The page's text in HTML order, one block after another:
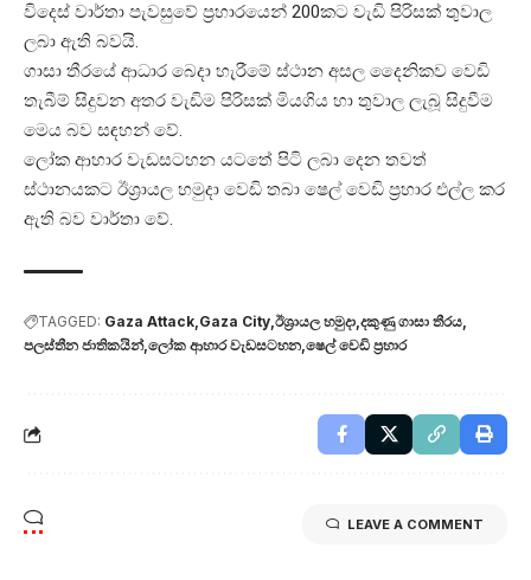
විදෙස් වාර්තා පැවසුවේ ප්‍රහාරයෙන් 200කට වැඩි පිරිසක් තුවාල
ලබා ඇති බවයි.
ගාසා තීරයේ ආධාර බෙදා හැරීමේ ස්ථාන අසල දෛනිකව වෙඩි
තැබීම් සිදුවන අතර වැඩිම පිරිසක් මියගිය හා තුවාල ලැබූ සිදුවීම
මෙය බව සඳහන් වේ.
ලෝක ආහාර වැඩසටහන යටතේ පිටි ලබා දෙන තවත්
ස්ථානයකට ඊශ්‍රායල හමුදා වෙඩි තබා ෂෙල් වෙඩි ප්‍රහාර එල්ල කර
ඇති බව වාර්තා වේ.
TAGGED: Gaza Attack Gaza City ඊශ්‍රායල හමුදා දකුණු ගාසා තීරය
පලස්තීන ජාතිකයින් ලෝක ආහාර වැඩසටහන ෂෙල් වෙඩි ප්‍රහාර
LEAVE A COMMENT